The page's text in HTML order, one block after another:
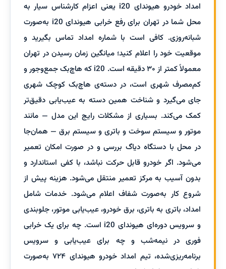
امداد خودرو هیوندای i20 یعنی اعزام کارشناس سیار به
محل شما در تهران برای رفع خرابی هیوندای i20 به‌صورت
شبانه‌روزی. کافی است با شماره امداد تماس بگیرید و
موقعیت خود را اعلام کنید؛ میانگین زمان رسیدن در تهران
معمولاً کمتر از ۳۰ دقیقه است. i20 که هاچ‌بک جمع‌وجور و
کم‌مصرف شهری است، در دسته‌ی هاچ‌بک کوچک شهری
جای می‌گیرد و شناخت همین دسته به عیب‌یابی دقیق‌تر
کمک می‌کند. بسیاری از مشکلات رایج این مدل — مانند
موتور و سیستم سوخت و باتری و سیستم برق — همان‌جا
در محل با دستگاه دیاگ بررسی و در صورت امکان تعمیر
می‌شود. اگر خودرو قابل حرکت نباشد، با کفی استاندارد و
بدون آسیب به مرکز تعمیر منتقل می‌شود. هزینه پیش از
شروع کار به‌صورت شفاف اعلام می‌شود. خدمات شامل
امداد، باتری به باتری، برق خودرو، عیب‌یابی موتور، جلوبندی
و سرویس دوره‌ای هیوندای i20 است. چه برای یک خرابی
فوری در نیمه‌شب و چه برای عیب‌یابی و سرویس
برنامه‌ریزی‌شده، تیم امداد خودرو هیوندای ۷۲۴ به‌صورت